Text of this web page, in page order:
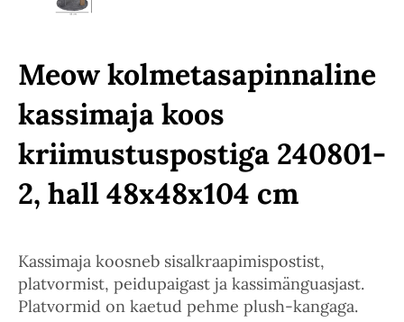
Meow kolmetasapinnaline
kassimaja koos
kriimustuspostiga 240801-
2, hall 48x48x104 cm
Kassimaja koosneb sisalkraapimispostist,
platvormist, peidupaigast ja kassimänguasjast.
Platvormid on kaetud pehme plush-kangaga.